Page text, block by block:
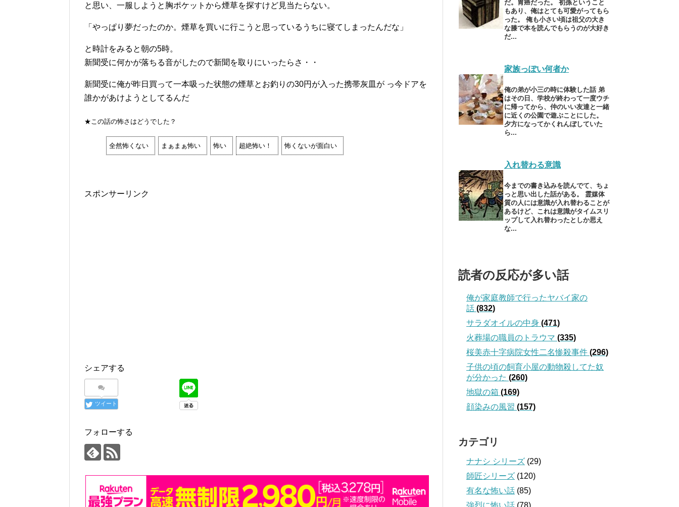
と思い、一服しようと胸ポケットから煙草を探すけど見当たらない。
「やっぱり夢だったのか。煙草を買いに行こうと思っているうちに寝てしまったんだな」
と時計をみると朝の5時。
新聞受に何かが落ちる音がしたので新聞を取りにいったらさ・・
新聞受に俺が昨日買って一本吸った状態の煙草とお釣りの30円が入った携帯灰皿が っ今ドアを
誰かがあけようとしてるんだ
★この話の怖さはどうでした？
全然怖くない まぁまぁ怖い 怖い 超絶怖い！ 怖くないが面白い
スポンサーリンク
シェアする
ツイート
フォローする
だ。胃癌だった。 初孫ということ
もあり、俺はとても可愛がってもら
った。 俺も小さい頃は祖父の大き
な膝で本を読んでもらうのが大好き
だ...
家族っぽい何者か
俺の弟が小三の時に体験した話 弟
はその日、学校が終わって一度ウチ
に帰ってから、仲のいい友達と一緒
に近くの公園で遊ぶことにした。
夕方になってかくれんぼしていた
ら...
入れ替わる意識
今までの書き込みを読んでて、ちょ
っと思い出した話がある。 霊媒体
質の人には意識が入れ替わることが
あるけど、これは意識がタイムスリ
ップして入れ替わったとしか思え
な...
読者の反応が多い話
俺が家庭教師で行ったヤバイ家の
話 (832)
サラダオイルの中身 (471)
火葬場の職員のトラウマ (335)
桜美赤十字病院女性二名惨殺事件 (296)
子供の頃の飼育小屋の動物殺してた奴
が分かった (260)
地獄の箱 (169)
顔染みの風習 (157)
カテゴリ
ナナシ シリーズ (29)
師匠シリーズ (120)
有名な怖い話 (85)